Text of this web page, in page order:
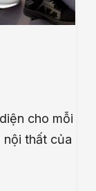
cho mỗi
nội thất của